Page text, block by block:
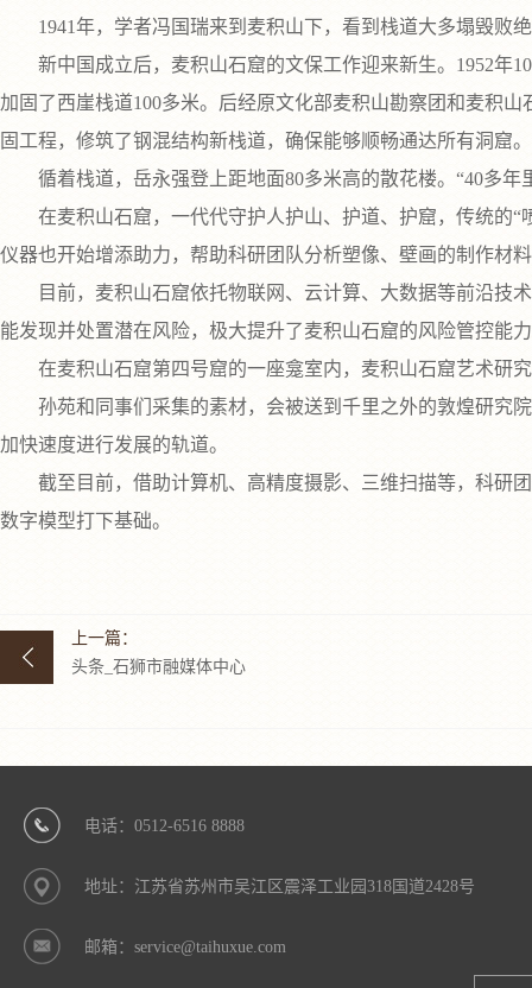
1941年，学者冯国瑞来到麦积山下，看到栈道大多塌毁败
新中国成立后，麦积山石窟的文保工作迎来新生。1952年
加固了西崖栈道100多米。后经原文化部麦积山勘察团和麦积
固工程，修筑了钢混结构新栈道，确保能够顺畅通达所有洞窟。
循着栈道，岳永强登上距地面80多米高的散花楼。“40多年
在麦积山石窟，一代代守护人护山、护道、护窟，传统的“
仪器也开始增添助力，帮助科研团队分析塑像、壁画的制作材
目前，麦积山石窟依托物联网、云计算、大数据等前沿技术
能发现并处置潜在风险，极大提升了麦积山石窟的风险管控能
在麦积山石窟第四号窟的一座龛室内，麦积山石窟艺术研究
孙苑和同事们采集的素材，会被送到千里之外的敦煌研究院
加快速度进行发展的轨道。
截至目前，借助计算机、高精度摄影、三维扫描等，科研团
数字模型打下基础。
上一篇：
头条_石狮市融媒体中心
电话：0512-6516 8888
地址：江苏省苏州市吴江区震泽工业园318国道2428号
邮箱：service@taihuxue.com